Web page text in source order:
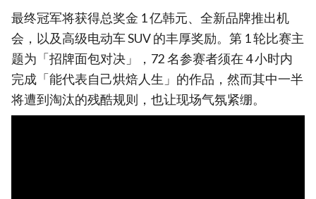
最终冠军将获得总奖金 1 亿韩元、全新品牌推出机
会，以及高级电动车 SUV 的丰厚奖励。第 1 轮比赛主
题为「招牌面包对决」，72 名参赛者须在 4 小时内
完成「能代表自己烘焙人生」的作品，然而其中一半
将遭到淘汰的残酷规则，也让现场气氛紧绷。